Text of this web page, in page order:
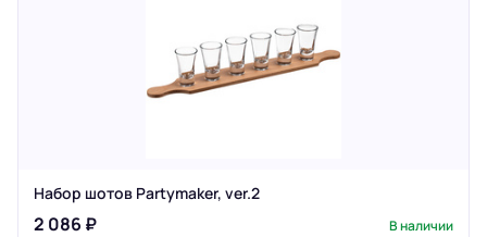
Набор шотов Partymaker, ver.2
2 086 ₽ В наличии